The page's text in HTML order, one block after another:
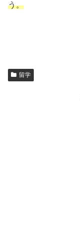
う。
留学